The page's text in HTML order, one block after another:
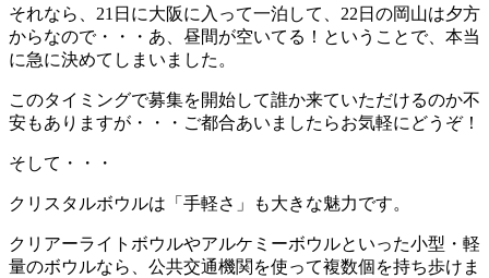
それなら、21日に大阪に入って一泊して、22日の岡山は夕方
からなので・・・あ、昼間が空いてる！ということで、本当
に急に決めてしまいました。
このタイミングで募集を開始して誰か来ていただけるのか不
安もありますが・・・ご都合あいましたらお気軽にどうぞ！
そして・・・
クリスタルボウルは「手軽さ」も大きな魅力です。
クリアーライトボウルやアルケミーボウルといった小型・軽
量のボウルなら、公共交通機関を使って複数個を持ち歩けま